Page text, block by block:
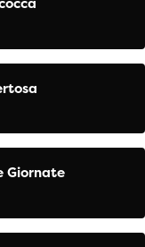
Giornate